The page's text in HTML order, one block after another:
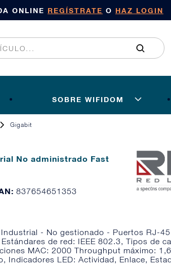
ONLINE REGÍSTRATE O HAZ LOGIN
SOBRE WIFIDOM
Gigabit
No administrado Fast
837654651353
- No gestionado - Puertos RJ-45
de red: IEEE 802.3, Tipos de
MAC: 2000 Throughput máximo:
Indicadores LED: Actividad, Enlace,